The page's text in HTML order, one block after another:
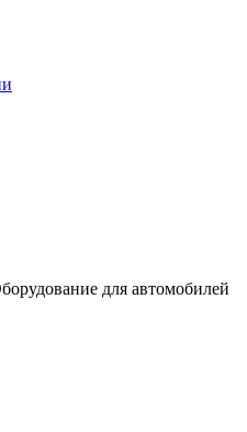
для автомобилей